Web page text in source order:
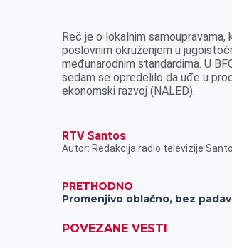
Reč je o lokalnim
poslovnim okruženjem u
međunarodnim standardima. U
sedam se opredelilo da uđe u
ekonomski razvoj (NALED).
RTV Santos
Autor: Redakcija radio televizije
PRETHODNO
Promenjivo oblačno, bez
POVEZANE VESTI